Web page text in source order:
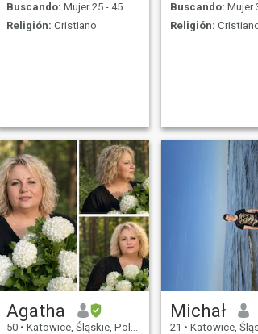
Buscando: Mujer 25 - 45
Religión: Cristiano
Buscando: Mujer
Religión:
Agatha
50 • Katowice, Śląskie, Polonia
Michał
21 • Katowice,